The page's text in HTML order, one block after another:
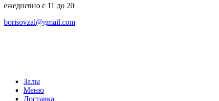
ежедневно с 11 до 20
borisovzal@gmail.com
Залы
Меню
Доставка